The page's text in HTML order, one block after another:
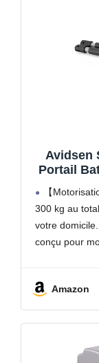
Avidsen
Portail
et 300kg
【
300 kg au
votre
conçu pour
Amazon